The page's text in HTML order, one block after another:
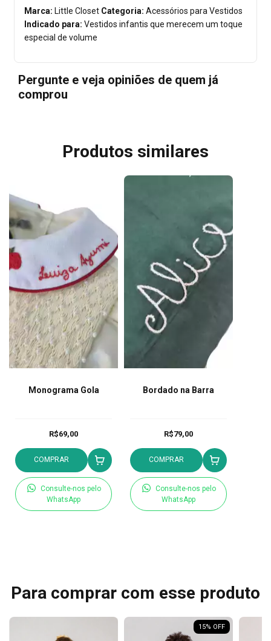
Marca: Little Closet Categoria: Acessórios para Vestidos
Indicado para: Vestidos infantis que merecem um toque
especial de volume
Pergunte e veja opiniões de quem já
comprou
Produtos similares
Monograma Gola
R$69,00
COMPRAR
Consulte-nos pelo
WhatsApp
Bordado na Barra
R$79,00
COMPRAR
Consulte-nos pelo
WhatsApp
Para comprar com esse produto
15% OFF